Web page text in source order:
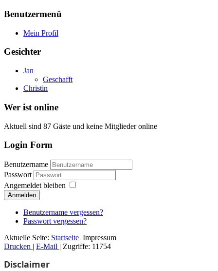
Benutzermenü
Mein Profil
Gesichter
Jan
Geschafft
Christin
Wer ist online
Aktuell sind 87 Gäste und keine Mitglieder online
Login Form
Benutzername
Passwort
Angemeldet bleiben
Anmelden
Benutzername vergessen?
Passwort vergessen?
Aktuelle Seite: Startseite Impressum
Drucken | E-Mail | Zugriffe: 11754
Disclaimer